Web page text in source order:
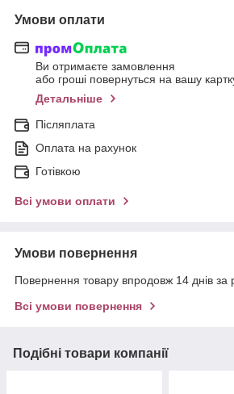
Умови оплати
Ви отримаєте замовлення
або гроші повернуться на вашу
Детальніше
Післяплата
Оплата на рахунок
Готівкою
Всі умови оплати
Умови повернення
Повернення товару впродовж 14 днів за
Всі умови повернення
Подібні товари компанії